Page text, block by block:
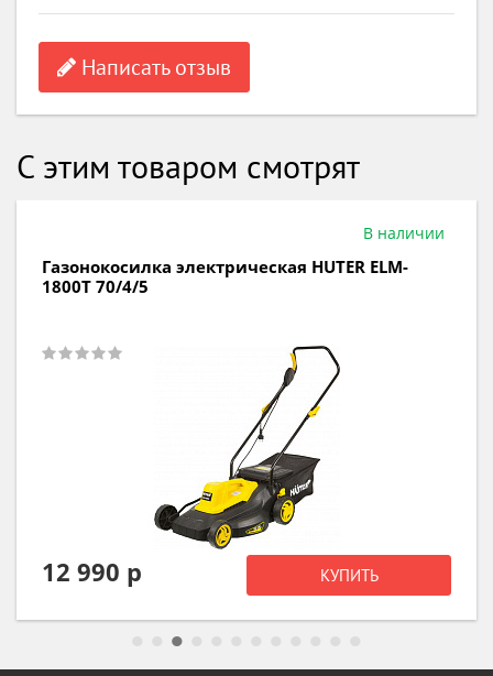
Написать отзыв
С этим товаром смотрят
В наличии
Газонокосилка электрическая HUTER ELM-
1800T 70/4/5
12 990 р КУПИТЬ